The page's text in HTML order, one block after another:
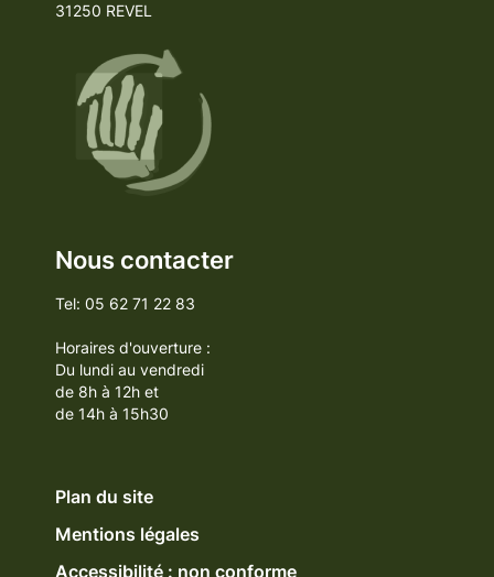
31250 REVEL
Nous contacter
Tel: 05 62 71 22 83
Horaires d'ouverture :
Du lundi au vendredi
de 8h à 12h et
de 14h à 15h30
Plan du site
Mentions légales
Accessibilité : non conforme